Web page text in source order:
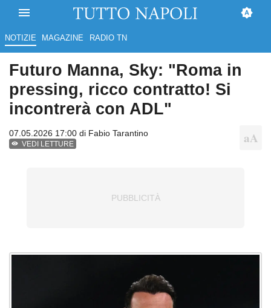
NOTIZIE MAGAZINE RADIO TN
Futuro Manna, Sky: "Roma in
pressing, ricco contratto! Si
incontrerà con ADL"
07.05.2026 17:00 di Fabio Tarantino
VEDI LETTURE